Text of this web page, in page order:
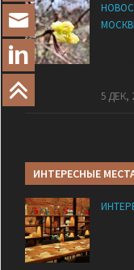
5 ДЕК,
ИНТЕРЕСНЫЕ